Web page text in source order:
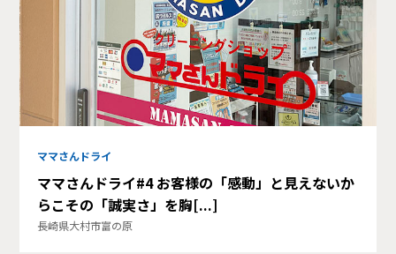
ママさんドライ
ママさんドライ#4 お客様の「感動」と見えないか
らこその「誠実さ」を胸[...]
長崎県大村市富の原